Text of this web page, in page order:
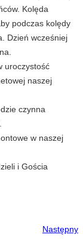
Kolęda
podczas kolędy
Dzień wcześniej
uroczystość
naszej
czynna
w naszej
i Gościa
Następny